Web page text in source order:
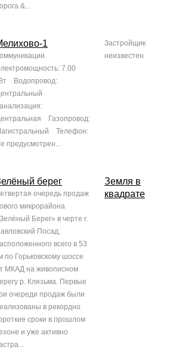
&...
1
7.00
Водопровод:
Газопровод:
Телефон:
предусмотрен...
Застройщик
неизвестен
берег
очередь продаж
микрорайона
Берег» в черте г.
Посад,
всего в 53
по Горьковскому шоссе
МКАД на живописном
р. Клязьма. Первые
очереди продаж были
в рекордно
сроки в прошлом
и уже активно
Земля в
квадрате